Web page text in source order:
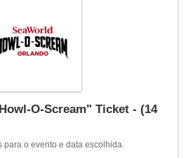
O-Scream" Ticket - (14
para o evento e data escolhida.